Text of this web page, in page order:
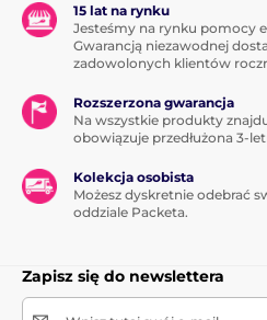
15 lat na rynku
Jesteśmy na rynku pomocy
Gwarancją niezawodnej
zadowolonych klientów
Rozszerzona gwarancja
Na wszystkie produkty
obowiązuje przedłużona 3-
Kolekcja osobista
Możesz dyskretnie odebrać
oddziale Packeta.
Zapisz się do newslettera